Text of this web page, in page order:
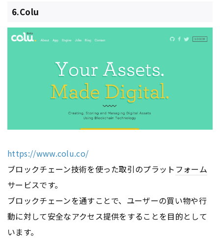
6.Colu
https://www.colu.co/
ブロックチェーン技術を使った取引のプラット フォーム
サービスです。
ブロックチェーンを通すことで、ユーザーの買い物や行
動に対して安全なアクセス提供をすることを目的として
います。